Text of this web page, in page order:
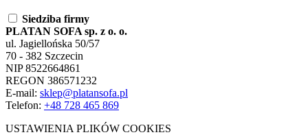
Siedziba firmy
PLATAN SOFA sp. z o. o.
ul. Jagiellońska 50/57
70 - 382 Szczecin
NIP 8522664861
REGON 386571232
E-mail: sklep@platansofa.pl
Telefon: +48 728 465 869
USTAWIENIA PLIKÓW COOKIES